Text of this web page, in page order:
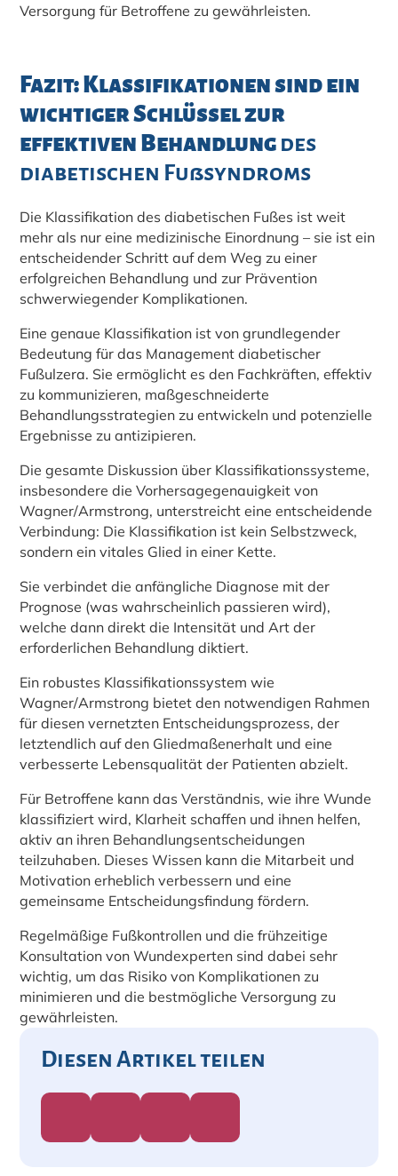
Versorgung für Betroffene zu gewährleisten.
Fazit: Klassifikationen sind ein
wichtiger Schlüssel zur
effektiven Behandlung des
diabetischen Fußsyndroms
Die Klassifikation des diabetischen Fußes ist weit
mehr als nur eine medizinische Einordnung – sie ist ein
entscheidender Schritt auf dem Weg zu einer
erfolgreichen Behandlung und zur Prävention
schwerwiegender Komplikationen.
Eine genaue Klassifikation ist von grundlegender
Bedeutung für das Management diabetischer
Fußulzera. Sie ermöglicht es den Fachkräften, effektiv
zu kommunizieren, maßgeschneiderte
Behandlungsstrategien zu entwickeln und potenzielle
Ergebnisse zu antizipieren.
Die gesamte Diskussion über Klassifikationssysteme,
insbesondere die Vorhersagegenauigkeit von
Wagner/Armstrong, unterstreicht eine entscheidende
Verbindung: Die Klassifikation ist kein Selbstzweck,
sondern ein vitales Glied in einer Kette.
Sie verbindet die anfängliche Diagnose mit der
Prognose (was wahrscheinlich passieren wird),
welche dann direkt die Intensität und Art der
erforderlichen Behandlung diktiert.
Ein robustes Klassifikationssystem wie
Wagner/Armstrong bietet den notwendigen Rahmen
für diesen vernetzten Entscheidungsprozess, der
letztendlich auf den Gliedmaßenerhalt und eine
verbesserte Lebensqualität der Patienten abzielt.
Für Betroffene kann das Verständnis, wie ihre Wunde
klassifiziert wird, Klarheit schaffen und ihnen helfen,
aktiv an ihren Behandlungsentscheidungen
teilzuhaben. Dieses Wissen kann die Mitarbeit und
Motivation erheblich verbessern und eine
gemeinsame Entscheidungsfindung fördern.
Regelmäßige Fußkontrollen und die frühzeitige
Konsultation von Wundexperten sind dabei sehr
wichtig, um das Risiko von Komplikationen zu
minimieren und die bestmögliche Versorgung zu
gewährleisten.
Diesen Artikel teilen